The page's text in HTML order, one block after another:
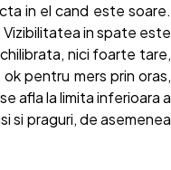
in el cand este soare.
in spate este
nici foarte tare,
pentru mers prin oras,
afla la limita inferioara a
si praguri, de asemenea